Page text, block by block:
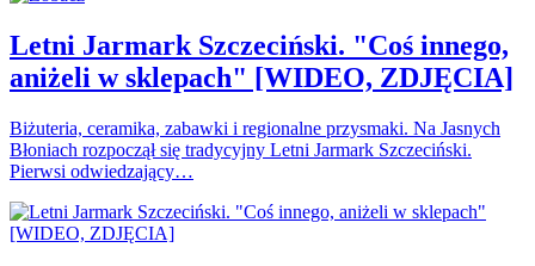
Letni Jarmark Szczeciński. "Coś innego,
aniżeli w sklepach" [WIDEO, ZDJĘCIA]
Biżuteria, ceramika, zabawki i regionalne przysmaki. Na Jasnych
Błoniach rozpoczął się tradycyjny Letni Jarmark Szczeciński.
Pierwsi odwiedzający…